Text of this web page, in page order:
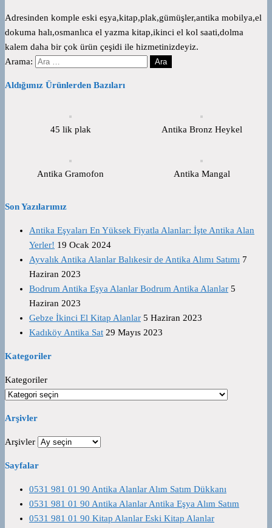
Adresinden komple eski eşya,kitap,plak,gümüşler,antika mobilya,el
dokuma halı,osmanlıca el yazma kitap,ikinci el kol saati,dolma
kalem daha bir çok ürün çeşidi ile hizmetinizdeyiz.
Arama:
Aldığımız Ürünlerden Bazıları
45 lik plak Antika Bronz Heykel
Antika Gramofon Antika Mangal
Son Yazılarımız
Antika Eşyaları En Yüksek Fiyatla Alanlar: İşte Antika Alan
Yerler! 19 Ocak 2024
Ayvalık Antika Alanlar Balıkesir de Antika Alımı Satımı 7
Haziran 2023
Bodrum Antika Eşya Alanlar Bodrum Antika Alanlar 5
Haziran 2023
Gebze İkinci El Kitap Alanlar 5 Haziran 2023
Kadıköy Antika Sat 29 Mayıs 2023
Kategoriler
Kategoriler
Arşivler
Arşivler
Sayfalar
0531 981 01 90 Antika Alanlar Alım Satım Dükkanı
0531 981 01 90 Antika Alanlar Antika Eşya Alım Satım
0531 981 01 90 Kitap Alanlar Eski Kitap Alanlar